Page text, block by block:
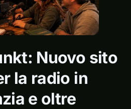
Nuovo sito
la radio in
e oltre